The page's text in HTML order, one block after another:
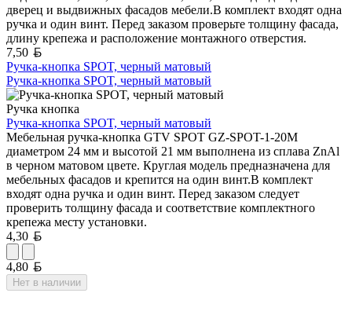
дверец и выдвижных фасадов мебели.В комплект входят одна
ручка и один винт. Перед заказом проверьте толщину фасада,
длину крепежа и расположение монтажного отверстия.
7,50
Ручка-кнопка SPOT, черный матовый
Ручка-кнопка SPOT, черный матовый
Ручка кнопка
Ручка-кнопка SPOT, черный матовый
Мебельная ручка-кнопка GTV SPOT GZ-SPOT-1-20M
диаметром 24 мм и высотой 21 мм выполнена из сплава ZnAl
в черном матовом цвете. Круглая модель предназначена для
мебельных фасадов и крепится на один винт.В комплект
входят одна ручка и один винт. Перед заказом следует
проверить толщину фасада и соответствие комплектного
крепежа месту установки.
4,30
4,80
Нет в наличии